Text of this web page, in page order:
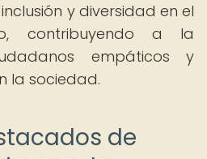
y diversidad en el
contribuyendo a la
empáticos y
la sociedad.
de